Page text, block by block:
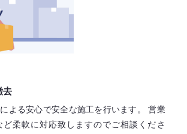
去
よる安心で安全な施工を行います。
営業
ど柔軟に対応致しますのでご相談くださ